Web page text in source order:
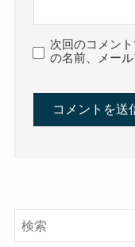
次回のコメン
の名前、メー